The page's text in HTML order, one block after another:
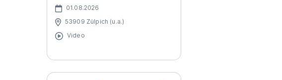
01.08.2026
53909 Zülpich (u.a.)
Video